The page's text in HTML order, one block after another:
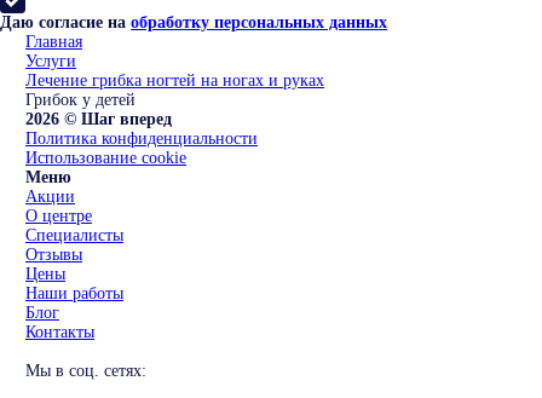
Даю согласие на обработку персональных данных
Главная
Услуги
Лечение грибка ногтей на ногах и руках
Грибок у детей
2026 © Шаг вперед
Политика конфиденциальности
Использование cookie
Меню
Акции
О центре
Специалисты
Отзывы
Цены
Наши работы
Блог
Контакты
Мы в соц. сетях: